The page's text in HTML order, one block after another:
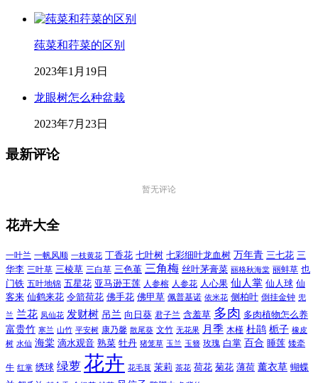
莼菜和荇菜的区别
2023年1月19日
龙眼树怎么种盆栽
2023年7月23日
最新评论
暂无评论
花卉大全
一叶兰 一帆风顺 一枝黄花 丁香花 七叶树 七彩细叶龙血树 万年青 三七花 三
华李 三叶草 三棱草 三白草 三色堇 三角梅 丝叶茅膏菜 丽格秋海棠 丽蚌草 也
门铁 五叶地锦 五星花 亚马逊王莲 人参榕 人参花 人心果 仙人掌 仙人球 仙
客来 仙鹤来花 令箭荷花 佛手花 佛甲草 佩普基诺 依米花 侧柏叶 倒挂金钟 兜
兰 兰花 凤仙花 发财树 吊兰 向日葵 君子兰 含羞草 多肉 多肉植物怎么养
富贵竹 寒兰 山竹 平安树 康乃馨 散尾葵 文竹 无花果 月季 木槿 杜鹃 栀子 橡皮
树 水仙 海棠 滴水观音 熟菜 牡丹 猪笼草 玉兰 玉簪 玫瑰 白掌 百合 睡莲 矮牵
牛 红掌 绣球 绿萝 花卉 花毛茛 茉莉 茶花 荷花 菊花 薄荷 薰衣草 蝴蝶